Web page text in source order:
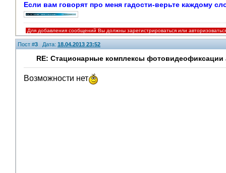
Если вам говорят про меня гадости-верьте каждому
Для добавления сообщений Вы должны зарегистрироваться или
Пост #3 Дата: 18.04.2013 23:52
RE: Стационарные комплексы фотовидеофиксации
Возможности нет